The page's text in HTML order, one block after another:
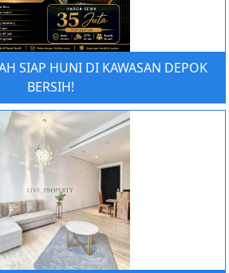
SIAP HUNI DI KAWASAN DEPOK
BERSIH!